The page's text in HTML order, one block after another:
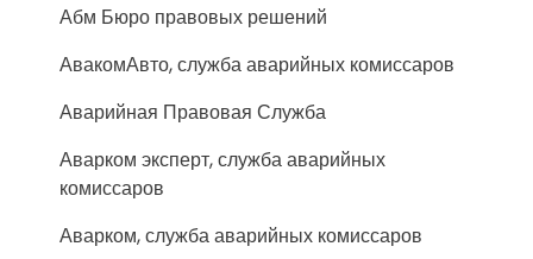
Абм Бюро правовых решений
АвакомАвто, служба аварийных комиссаров
Аварийная Правовая Служба
Аварком эксперт, служба аварийных
комиссаров
Аварком, служба аварийных комиссаров